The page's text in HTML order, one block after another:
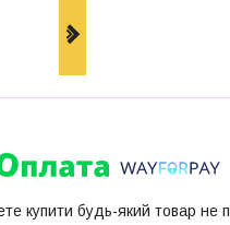
купити будь-який товар не